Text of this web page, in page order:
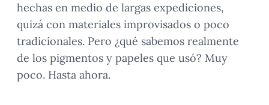
hechas en medio de largas expediciones,
quizá con materiales improvisados o poco
tradicionales. Pero ¿qué sabemos realmente
de los pigmentos y papeles que usó? Muy
poco. Hasta ahora.